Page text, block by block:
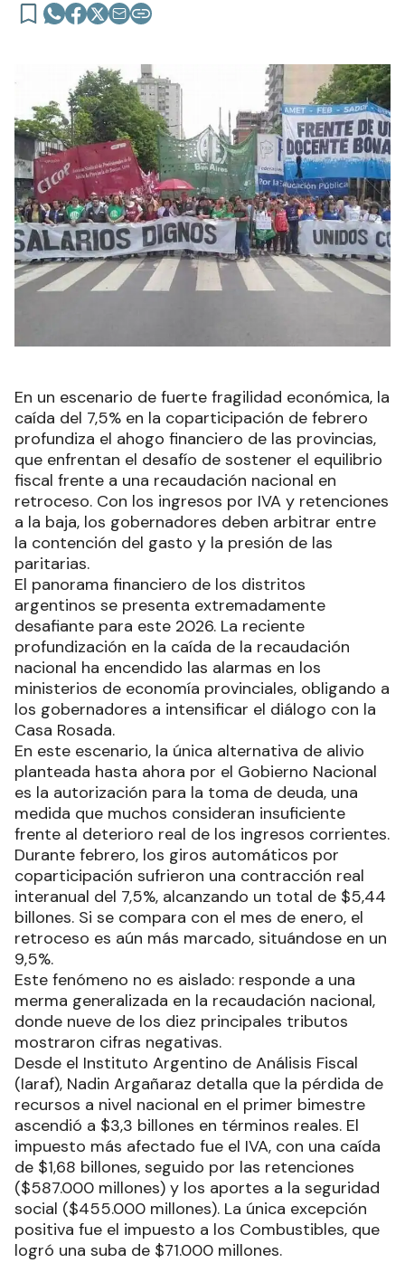
En un escenario de fuerte fragilidad económica, la
caída del 7,5% en la coparticipación de febrero
profundiza el ahogo financiero de las provincias,
que enfrentan el desafío de sostener el equilibrio
fiscal frente a una recaudación nacional en
retroceso. Con los ingresos por IVA y retenciones
a la baja, los gobernadores deben arbitrar entre
la contención del gasto y la presión de las
paritarias.
El panorama financiero de los distritos
argentinos se presenta extremadamente
desafiante para este 2026. La reciente
profundización en la caída de la recaudación
nacional ha encendido las alarmas en los
ministerios de economía provinciales, obligando a
los gobernadores a intensificar el diálogo con la
Casa Rosada.
En este escenario, la única alternativa de alivio
planteada hasta ahora por el Gobierno Nacional
es la autorización para la toma de deuda, una
medida que muchos consideran insuficiente
frente al deterioro real de los ingresos corrientes.
Durante febrero, los giros automáticos por
coparticipación sufrieron una contracción real
interanual del 7,5%, alcanzando un total de $5,44
billones. Si se compara con el mes de enero, el
retroceso es aún más marcado, situándose en un
9,5%.
Este fenómeno no es aislado: responde a una
merma generalizada en la recaudación nacional,
donde nueve de los diez principales tributos
mostraron cifras negativas.
Desde el Instituto Argentino de Análisis Fiscal
(Iaraf), Nadin Argañaraz detalla que la pérdida de
recursos a nivel nacional en el primer bimestre
ascendió a $3,3 billones en términos reales. El
impuesto más afectado fue el IVA, con una caída
de $1,68 billones, seguido por las retenciones
($587.000 millones) y los aportes a la seguridad
social ($455.000 millones). La única excepción
positiva fue el impuesto a los Combustibles, que
logró una suba de $71.000 millones.